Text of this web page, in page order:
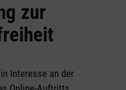
zur
Interesse an der